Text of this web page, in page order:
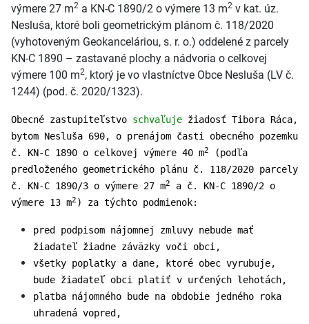
výmere 27 m2 a KN-C 1890/2 o výmere 13 m2 v kat. úz.
Nesluša, ktoré boli geometrickým plánom č. 118/2020
(vyhotoveným Geokanceláriou, s. r. o.) oddelené z parcely
KN-C 1890 – zastavané plochy a nádvoria o celkovej
výmere 100 m2, ktorý je vo vlastníctve Obce Nesluša (LV č.
1244) (pod. č. 2020/1323).
Obecné zastupiteľstvo schvaľuje žiadosť Tibora Ráca,
bytom Nesluša 690, o prenájom časti obecného pozemku
č. KN-C 1890 o celkovej výmere 40 m2
(podľa
predloženého geometrického plánu č. 118/2020 parcely
č. KN-C 1890/3 o výmere 27 m2
a č. KN-C 1890/2 o
výmere 13 m2 ) za týchto podmienok:
pred podpisom nájomnej zmluvy nebude mať
žiadateľ žiadne záväzky voči obci,
všetky poplatky a dane, ktoré obec vyrubuje,
bude žiadateľ obci platiť v určených lehotách,
platba nájomného bude na obdobie jedného roka
uhradená vopred,